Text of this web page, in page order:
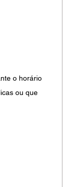
o horário
ou que